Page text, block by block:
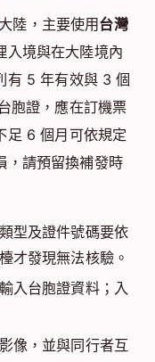
陸，主要使用台灣
入境與在大陸境內
有 5 年有效與 3 個
胞證，應在訂機票
足 6 個月可依規定
，請預留換補發時
型及證件號碼要依
才發現無法核驗。
入台胞證資料；入
像，並與同行者互